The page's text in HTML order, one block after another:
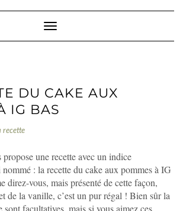
Toggle Navigation
DU CAKE AUX
IG BAS
recette
une recette avec un indice
nommé : la recette du cake aux pommes à IG
direz-vous, mais présenté de cette façon,
de la vanille, c’est un pur régal ! Bien sûr la
facultatives, mais si vous aimez ces